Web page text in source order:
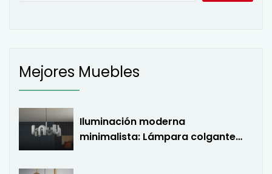
Mejores Muebles
Iluminación moderna
minimalista: Lámpara colgante